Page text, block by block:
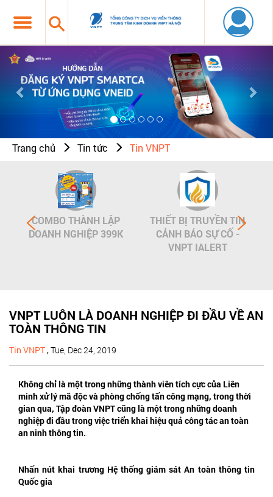
Previous
Trang chủ Tin tức Tin VNPT
COMBO THÀNH LẬP
DOANH NGHIỆP 399K
THIẾT BỊ TRUYỀN TIN
CẢNH BÁO SỰ CỐ -
VNPT IALERT
VNPT LUÔN LÀ DOANH NGHIỆP ĐI ĐẦU VỀ AN
TOÀN THÔNG TIN
Tin VNPT,Tue, Dec 24, 2019
Không chỉ là một trong những thành viên tích cực của Liên
minh xử lý mã độc và phòng chống tấn công mạng, trong thời
gian qua, Tập đoàn VNPT cũng là một trong những doanh
nghiệp đi đầu trong việc triển khai hiệu quả công tác an toàn
an ninh thông tin.
Nhấn nút khai trương Hệ thống giám sát An toàn thông tin
Quốc gia